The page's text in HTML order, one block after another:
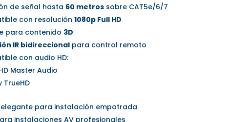
de señal hasta 60 metros sobre CAT5e/6/7
con resolución1080p Full HD
para contenido 3D
IR bidireccional para control remoto
con audio HD:
Master Audio
TrueHD
elegante para instalación empotrada
instalaciones AV profesionales